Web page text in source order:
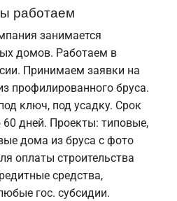
работаем
занимается
домов. Работаем в
Принимаем заявки на
профилированного бруса.
ключ, под усадку. Срок
60 дней. Проекты: типовые,
дома из бруса с фото
оплаты строительства
средства,
гос. субсидии.